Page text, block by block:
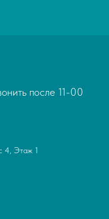
после 11-00
4, Этаж 1